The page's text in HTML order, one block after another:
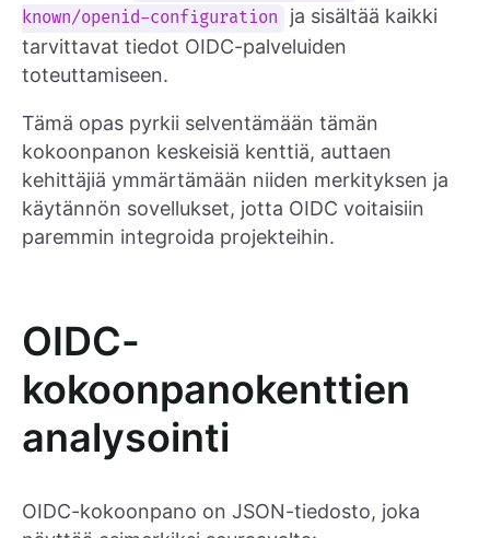
known/openid-configuration
ja sisältää kaikki
tarvittavat tiedot OIDC-palveluiden
toteuttamiseen.
Tämä opas pyrkii selventämään tämän
kokoonpanon keskeisiä kenttiä, auttaen
kehittäjiä ymmärtämään niiden merkityksen ja
käytännön sovellukset, jotta OIDC voitaisiin
paremmin integroida projekteihin.
OIDC-
kokoonpanokenttien
analysointi
OIDC-kokoonpano on JSON-tiedosto, joka